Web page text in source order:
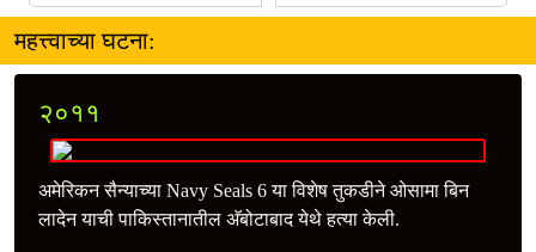
महत्त्वाच्या घटना:
२०११
अमेरिकन सैन्याच्या Navy Seals 6 या विशेष तुकडीने ओसामा बिन
लादेन याची पाकिस्तानातील अ‍ॅबोटाबाद येथे हत्या केली.